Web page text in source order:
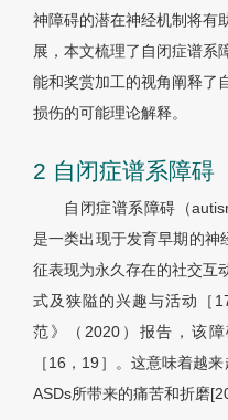
神障碍的潜在神经机制将有
展，本文梳理了自闭症谱系
能和奖赏加工的视角阐释了
损伤的可能理论解释。
2 自闭症谱系障碍
自闭症谱系障碍（
是一类出现于发育早期的神
征表现为永久存在的社交互
式及狭隘的兴趣与活动［
范》（2020）报告，该
［16，19］。这意味着越
ASDs所带来的痛苦和折磨